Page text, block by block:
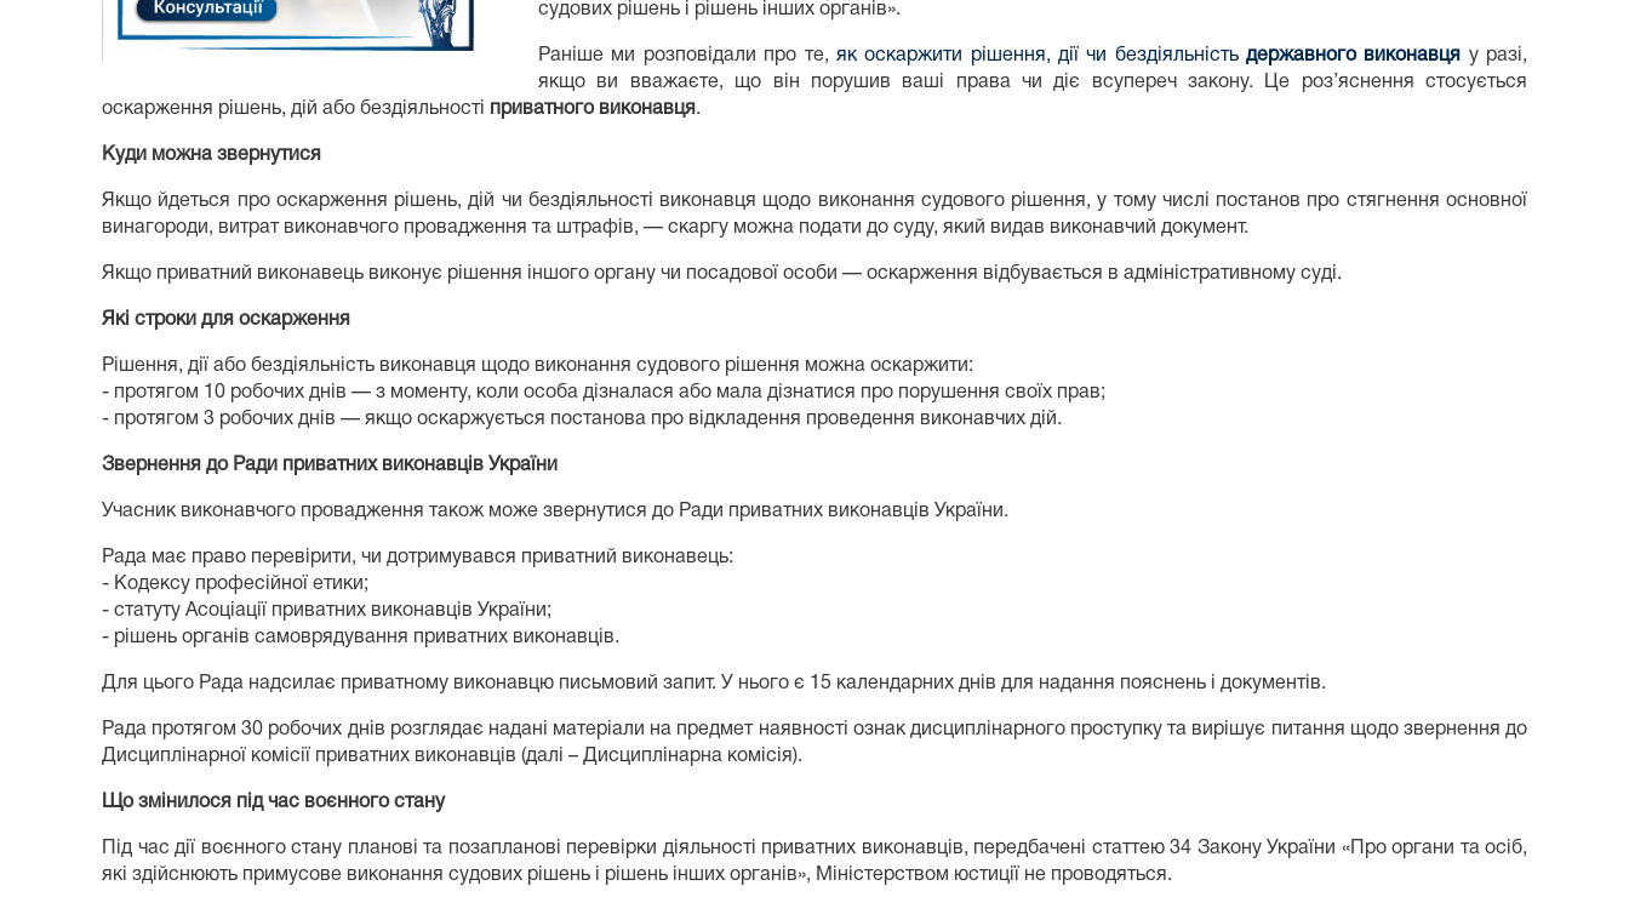
судових рішень і рішень інших органів».
Раніше ми розповідали про те, як оскаржити рішення, дії чи бездіяльність державного виконавця
у разі,
якщо ви вважаєте, що він порушив ваші права чи діє всупереч закону. Це роз’яснення стосується
оскарження рішень, дій або бездіяльності
приватного виконавця .
Куди можна звернутися
Якщо йдеться про оскарження рішень, дій чи бездіяльності виконавця щодо виконання судового рішення, у тому числі постанов про стягнення основної
винагороди, витрат виконавчого провадження та штрафів, — скаргу можна подати до суду, який видав виконавчий документ.
Якщо приватний виконавець виконує рішення іншого органу чи посадової особи — оскарження відбувається в адміністративному суді.
Які строки для оскарження
Рішення, дії або бездіяльність виконавця щодо виконання судового рішення можна оскаржити:
- протягом 10 робочих днів — з моменту, коли особа дізналася або мала дізнатися про порушення своїх прав;
- протягом 3 робочих днів — якщо оскаржується постанова про відкладення проведення виконавчих дій.
Звернення до Ради приватних виконавців України
Учасник виконавчого провадження також може звернутися до Ради приватних виконавців України.
Рада має право перевірити, чи дотримувався приватний виконавець:
- Кодексу професійної етики;
- статуту Асоціації приватних виконавців України;
- рішень органів самоврядування приватних виконавців.
Для цього Рада надсилає приватному виконавцю письмовий запит. У нього є 15 календарних днів для надання пояснень і документів.
Рада протягом 30 робочих днів розглядає надані матеріали на предмет наявності ознак дисциплінарного проступку та вирішує питання щодо звернення до
Дисциплінарної комісії приватних виконавців (далі – Дисциплінарна комісія).
Що змінилося під час воєнного стану
Під час дії воєнного стану планові та позапланові перевірки діяльності приватних виконавців, передбачені статтею 34 Закону України «Про органи та осіб,
які здійснюють примусове виконання судових рішень і рішень інших органів», Міністерством юстиції не проводяться.